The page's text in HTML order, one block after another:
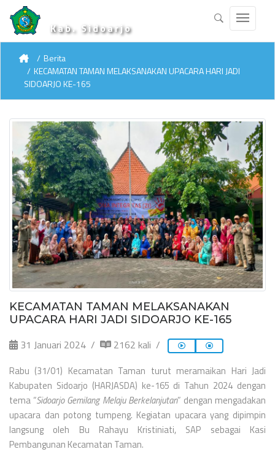
Kab. Sidoarjo
Berita
KECAMATAN TAMAN MELAKSANAKAN UPACARA HARI JADI
SIDOARJO KE-165
KECAMATAN TAMAN MELAKSANAKAN
UPACARA HARI JADI SIDOARJO KE-165
31 Januari 2024 2162 kali
Rabu (31/01) Kecamatan Taman turut meramaikan Hari Jadi
Kabupaten Sidoarjo (HARJASDA) ke-165 di Tahun 2024 dengan
tema “Sidoarjo Gemilang Melaju Berkelanjutan” dengan mengadakan
upacara dan potong tumpeng. Kegiatan upacara yang dipimpin
langsung oleh Bu Rahayu Kristiniati, SAP sebagai Kasi
Pembangunan Kecamatan Taman.